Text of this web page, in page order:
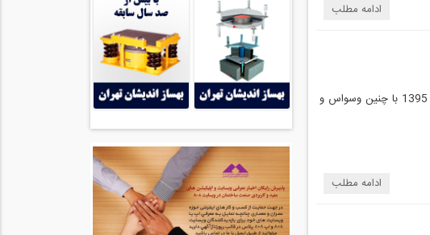
ادامه مطلب
شاید برای شما سوال بوده باشد که چرا هریک از تگ های تخصصی در سایت 808 از سال 1395 با چنین وسواس و
ادامه مطلب